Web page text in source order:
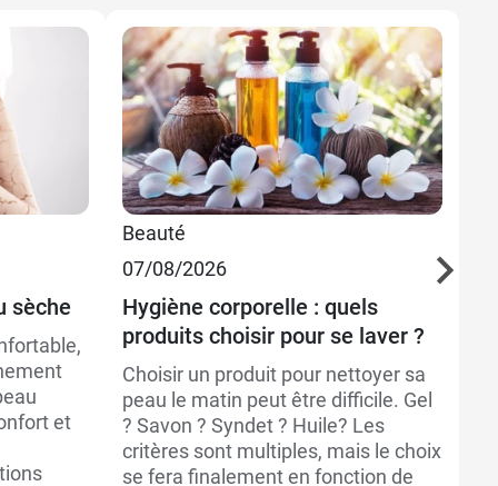
12,49 €
7,99 €
14,89 €
sèche
et
Beauté
07/08/2026
Hygiène corporelle : quels
produits choisir pour se laver ?
Choisir un produit pour nettoyer sa
peau le matin peut être difficile. Gel
? Savon ? Syndet ? Huile? Les
critères sont multiples, mais le choix
se fera finalement en fonction de